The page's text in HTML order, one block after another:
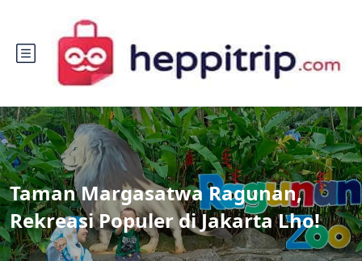
Taman Margasatwa Ragunan,
Rekreasi Populer di Jakarta Lho!